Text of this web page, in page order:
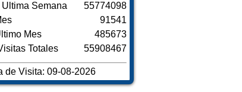
Semana
Mes
Totales
55774098
91541
485673
55908467
de Visita: 09-08-2026